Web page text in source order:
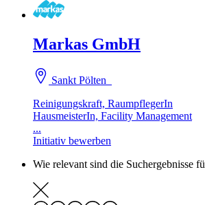
Markas GmbH
Sankt Pölten
Reinigungskraft, RaumpflegerIn
HausmeisterIn, Facility Management
...
Initiativ bewerben
Wie relevant sind die Suchergebnisse